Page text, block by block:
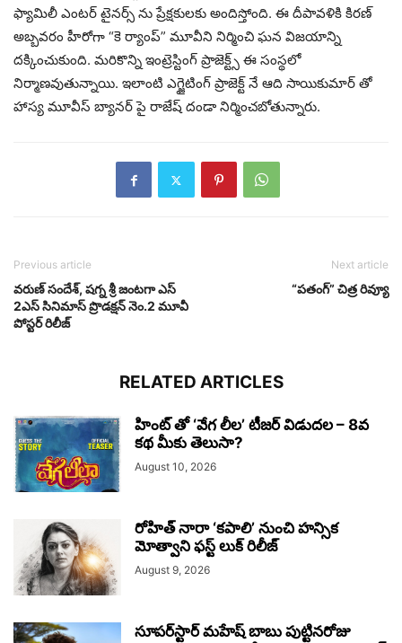
ఫ్యామిలీ ఎంటర్ టైనర్స్ ను ప్రేక్షకులకు అందిస్తోంది. ఈ దీపావళికి కిరణ్
అబ్బవరం హీరోగా “కె ర్యాంప్” మూవీని నిర్మించి ఘన విజయాన్ని
దక్కించుకుంది. మరికొన్ని ఇంట్రెస్టింగ్ ప్రాజెక్ట్స్ ఈ సంస్థలో
నిర్మాణవుతున్నాయి. ఇలాంటి ఎగ్జైటింగ్ ప్రాజెక్ట్ నే ఆది సాయికుమార్ తో
హాస్య మూవీస్ బ్యానర్ పై రాజేష్ దండా నిర్మించబోతున్నారు.
Previous article
వరుణ్ సందేశ్, షగ్న శ్రీ జంటగా ఎస్
2ఎస్ సినిమాస్ ప్రొడక్షన్ నెం.2 మూవీ
పోస్టర్ రిలీజ్
Next article
“పతంగ్” చిత్ర రివ్యూ
RELATED ARTICLES
హింట్ తో ‘వేగ లీల’ టీజర్ విడుదల – 8వ
కథ మీకు తెలుసా?
August 10, 2026
రోహిత్ నారా ‘కపాలి’ నుంచి హన్సిక
మోత్వాని ఫస్ట్ లుక్ రిలీజ్
August 9, 2026
సూప‌ర్‌స్టార్ మహేష్ బాబు పుట్టినరోజు